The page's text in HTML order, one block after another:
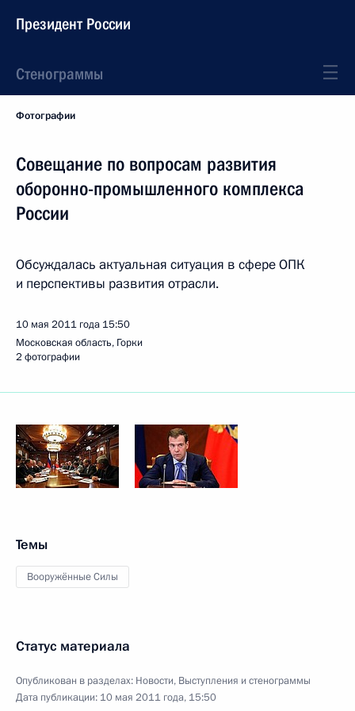
Президент России
Стенограммы
Фотографии
Совещание по вопросам развития
оборонно-промышленного комплекса
России
Обсуждалась актуальная ситуация в сфере ОПК
и перспективы развития отрасли.
10 мая 2011 года 15:50
Московская область, Горки
2 фотографии
Темы
Вооружённые Силы
Статус материала
Опубликован в разделах: Новости, Выступления и стенограммы
Дата публикации: 10 мая 2011 года, 15:50